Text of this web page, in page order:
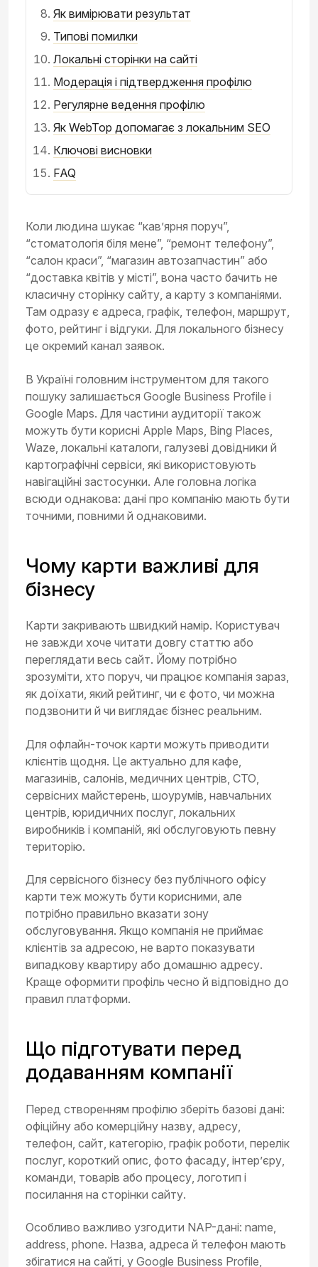
Як вимірювати результат
Типові помилки
Локальні сторінки на сайті
Модерація і підтвердження профілю
Регулярне ведення профілю
Як WebTop допомагає з локальним SEO
Ключові висновки
FAQ
Коли людина шукає “кав’ярня поруч”,
“стоматологія біля мене”, “ремонт телефону”,
“салон краси”, “магазин автозапчастин” або
“доставка квітів у місті”, вона часто бачить не
класичну сторінку сайту, а карту з компаніями.
Там одразу є адреса, графік, телефон, маршрут,
фото, рейтинг і відгуки. Для локального бізнесу
це окремий канал заявок.
В Україні головним інструментом для такого
пошуку залишається Google Business Profile і
Google Maps. Для частини аудиторії також
можуть бути корисні Apple Maps, Bing Places,
Waze, локальні каталоги, галузеві довідники й
картографічні сервіси, які використовують
навігаційні застосунки. Але головна логіка
всюди однакова: дані про компанію мають бути
точними, повними й однаковими.
Чому карти важливі для
бізнесу
Карти закривають швидкий намір. Користувач
не завжди хоче читати довгу статтю або
переглядати весь сайт. Йому потрібно
зрозуміти, хто поруч, чи працює компанія зараз,
як доїхати, який рейтинг, чи є фото, чи можна
подзвонити й чи виглядає бізнес реальним.
Для офлайн-точок карти можуть приводити
клієнтів щодня. Це актуально для кафе,
магазинів, салонів, медичних центрів, СТО,
сервісних майстерень, шоурумів, навчальних
центрів, юридичних послуг, локальних
виробників і компаній, які обслуговують певну
територію.
Для сервісного бізнесу без публічного офісу
карти теж можуть бути корисними, але
потрібно правильно вказати зону
обслуговування. Якщо компанія не приймає
клієнтів за адресою, не варто показувати
випадкову квартиру або домашню адресу.
Краще оформити профіль чесно й відповідно до
правил платформи.
Що підготувати перед
додаванням компанії
Перед створенням профілю зберіть базові дані:
офіційну або комерційну назву, адресу,
телефон, сайт, категорію, графік роботи, перелік
послуг, короткий опис, фото фасаду, інтер’єру,
команди, товарів або процесу, логотип і
посилання на сторінки сайту.
Особливо важливо узгодити NAP-дані: name,
address, phone. Назва, адреса й телефон мають
збігатися на сайті, у Google Business Profile,